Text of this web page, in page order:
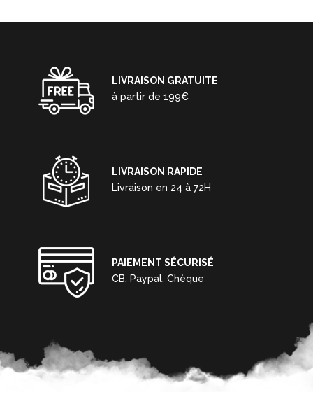
LIVRAISON GRATUITE
à partir de 199€
LIVRAISON RAPIDE
Livraison en 24 à 72H
PAIEMENT SÉCURISÉ
CB, Paypal, Chèque